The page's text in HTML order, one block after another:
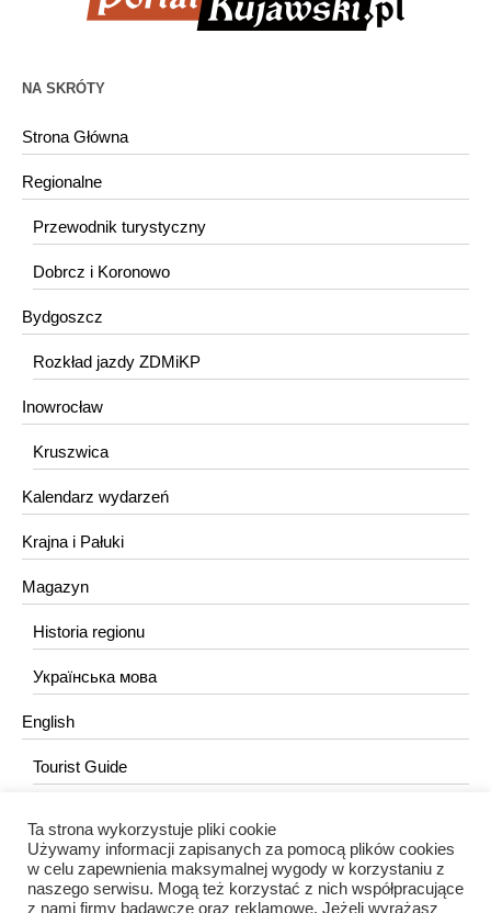
NA SKRÓTY
Strona Główna
Regionalne
Przewodnik turystyczny
Dobrcz i Koronowo
Bydgoszcz
Rozkład jazdy ZDMiKP
Inowrocław
Kruszwica
Kalendarz wydarzeń
Krajna i Pałuki
Magazyn
Historia regionu
Українська мова
English
Tourist Guide
KONTAKT
redakcja@portalkujawski.pl
Ta strona wykorzystuje pliki cookie
Używamy informacji zapisanych za pomocą plików cookies
w celu zapewnienia maksymalnej wygody w korzystaniu z
naszego serwisu. Mogą też korzystać z nich współpracujące
z nami firmy badawcze oraz reklamowe. Jeżeli wyrażasz